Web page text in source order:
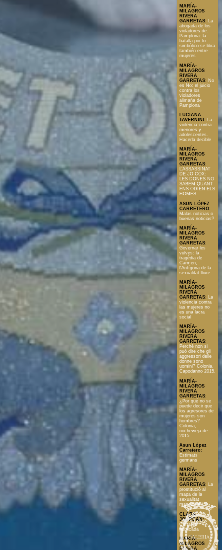
MARÍA-
MILAGROS
RIVERA
GARRETAS: La
abogada de los
violadores de.
Pamplona: la
batalla por lo
simbólico se libra
también entre
mujeres
MARÍA-
MILAGROS
RIVERA
GARRETAS: No
es No: el juicio
contra los
violadores
alimaña de
Pamplona
LUCIANA
TAVERNINI :
La
violencia contra
menores y
adolescentes.
Hacerla decible
MARÍA-
MILAGROS
RIVERA
GARRETAS:
L’ASSASSINAT
DE JO COX:
LES DONES NO
SABEM QUANT
ENS ODIEN ELS
HOMES
ASUN LÓPEZ
CARRETERO:
Malas noticias o
buenas noticias?
MARÍA-
MILAGROS
RIVERA
GARRETAS:
Governar les
vulves: la
tragèdia de
Carmen,
l'Antígona de la
sexualitat lliure
MARÍA-
MILAGROS
RIVERA
GARRETAS: La
violencia contra
las mujeres no
es una lacra
social
MARÍA-
MILAGROS
RIVERA
GARRETAS:
Perché non si
può dire che gli
aggressori delle
donne sono
uomini? Colonia,
Capodanno 2015.
MARÍA-
MILAGROS
RIVERA
GARRETAS:
¿Por qué no se
puede decir que
los agresores de
mujeres son
hombres?
Colonia,
nochevieja de
2015
Asun López
Carretero:
Estimats
germans
MARÍA-
MILAGROS
RIVERA
GARRETAS: La
prostitució al
mapa de la
sexualitat
masculina
CLARA
JOURDAN:
Carta no
publicada
MARÍA-
MILAGROS
RIVERA
GALERIA